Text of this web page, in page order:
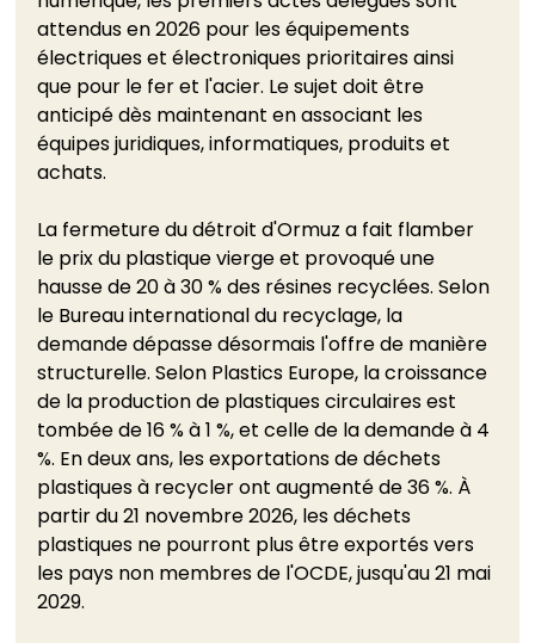
attendus en 2026 pour les équipements
électriques et électroniques prioritaires ainsi
que pour le fer et l'acier. Le sujet doit être
anticipé dès maintenant en associant les
équipes juridiques, informatiques, produits et
achats.
La fermeture du détroit d'Ormuz a fait flamber
le prix du plastique vierge et provoqué une
hausse de 20 à 30 % des résines recyclées. Selon
le Bureau international du recyclage, la
demande dépasse désormais l'offre de manière
structurelle. Selon Plastics Europe, la croissance
de la production de plastiques circulaires est
tombée de 16 % à 1 %, et celle de la demande à 4
%. En deux ans, les exportations de déchets
plastiques à recycler ont augmenté de 36 %. À
partir du 21 novembre 2026, les déchets
plastiques ne pourront plus être exportés vers
les pays non membres de l'OCDE, jusqu'au 21 mai
2029.